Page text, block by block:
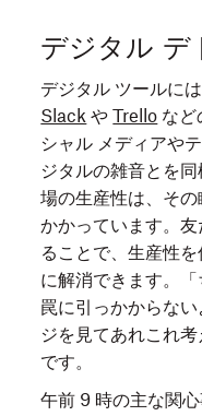
デジタル デ
デジタル ツールに
Slack やTrello など
シャル メディアや
ジタルの雑音とを
場の生産性は、そ
かかっています。
ることで、生産性
に解消できます。
罠に引っかからな
ジを見てあれこれ
です。
午前 9 時の主な関